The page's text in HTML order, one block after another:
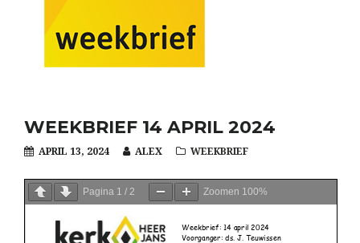
WEEKBRIEF 14 APRIL 2024
APRIL 13, 2024 ALEX WEEKBRIEF
Pagina 1 / 2 Zoomen 100%